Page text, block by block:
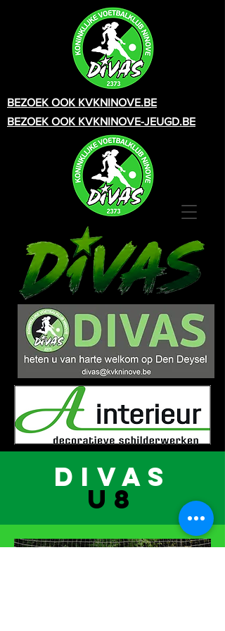
BEZOEK OOK KVKNINOVE.BE
BEZOEK OOK KVKNINOVE-JEUGD.BE
Trots op ons verleden. Klaar voor de
toekomst.
DIVAS
U8